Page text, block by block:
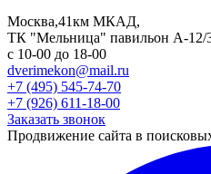
Москва,41км МКАД,
ТК "Мельница" павильон А-12/
с 10-00 до 18-00
dverimekon@mail.ru
+7 (495) 545-74-70
+7 (926) 611-18-00
Заказать звонок
Продвижение сайта в